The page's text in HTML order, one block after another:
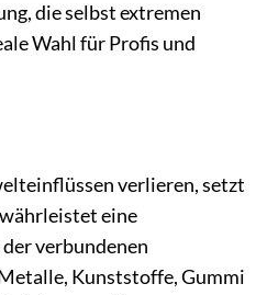
die selbst extremen
Wahl für Profis und
verlieren, setzt
eine
verbundenen
Kunststoffe, Gummi